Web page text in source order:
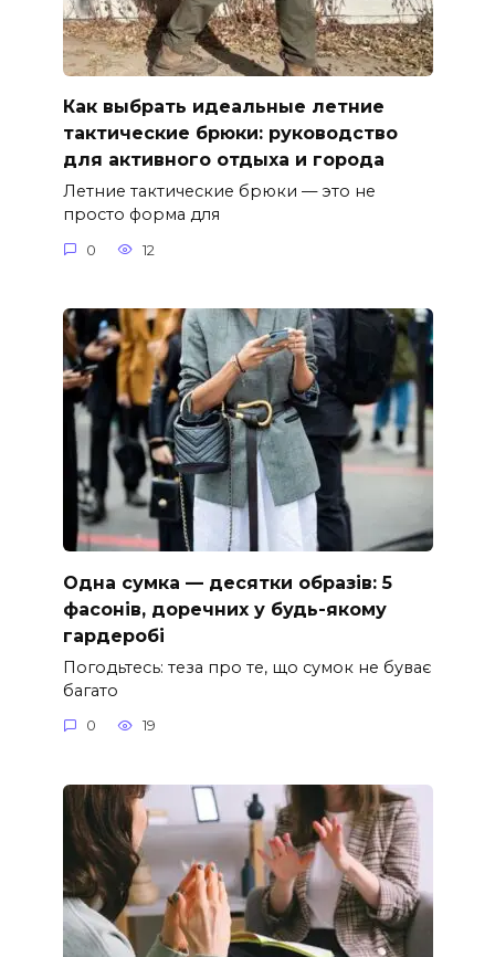
Как выбрать идеальные летние
тактические брюки: руководство
для активного отдыха и города
Летние тактические брюки — это не
просто форма для
0 12
Одна сумка — десятки образів: 5
фасонів, доречних у будь-якому
гардеробі
Погодьтесь: теза про те, що сумок не буває
багато
0 19